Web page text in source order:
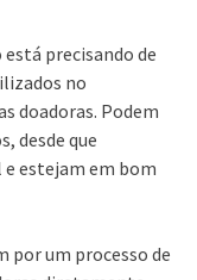
precisando de
no
doadoras. Podem
desde que
estejam em bom
por um processo de